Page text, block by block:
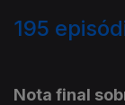
195
Nota final